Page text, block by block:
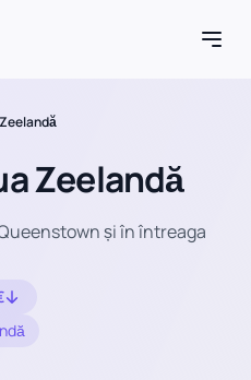
Zeelandă
și în întreaga